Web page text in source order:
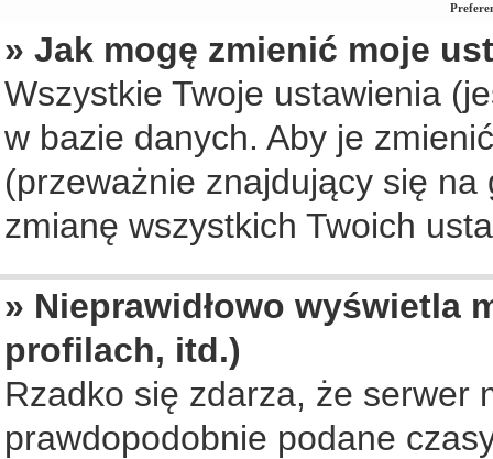
» Jak mogę zmienić moje
Wszystkie Twoje ustawienia
w bazie danych. Aby je
(przeważnie znajdujący się
zmianę wszystkich Twoich
» Nieprawidłowo wyświetla
profilach, itd.)
Rzadko się zdarza, że serwer
prawdopodobnie podane